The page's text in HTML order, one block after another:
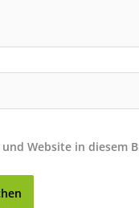
und Website in